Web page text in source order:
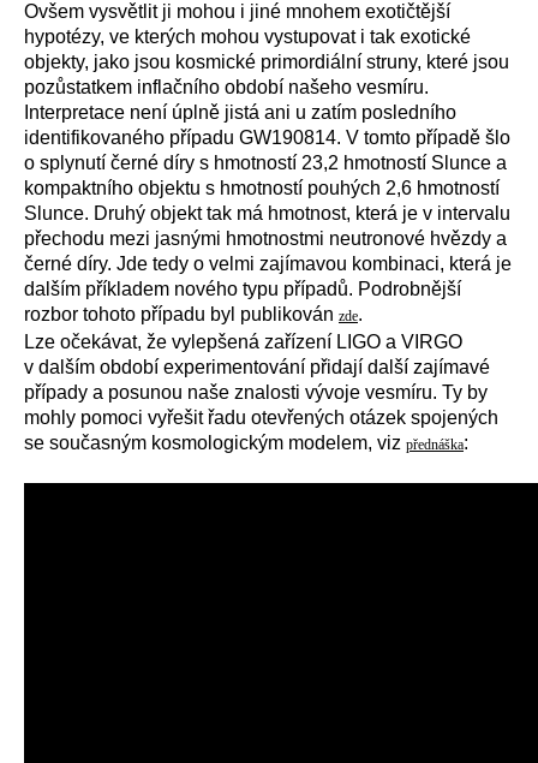
Ovšem vysvětlit ji mohou i jiné mnohem exotičtější
hypotézy, ve kterých mohou vystupovat i tak exotické
objekty, jako jsou kosmické primordiální struny, které jsou
pozůstatkem inflačního období našeho vesmíru.
Interpretace není úplně jistá ani u zatím posledního
identifikovaného případu GW190814. V tomto případě šlo
o splynutí černé díry s hmotností 23,2 hmotností Slunce a
kompaktního objektu s hmotností pouhých 2,6 hmotností
Slunce. Druhý objekt tak má hmotnost, která je v intervalu
přechodu mezi jasnými hmotnostmi neutronové hvězdy a
černé díry. Jde tedy o velmi zajímavou kombinaci, která je
dalším příkladem nového typu případů. Podrobnější
rozbor tohoto případu byl publikován zde.
Lze očekávat, že vylepšená zařízení LIGO a VIRGO
v dalším období experimentování přidají další zajímavé
případy a posunou naše znalosti vývoje vesmíru. Ty by
mohly pomoci vyřešit řadu otevřených otázek spojených
se současným kosmologickým modelem, viz přednáška: